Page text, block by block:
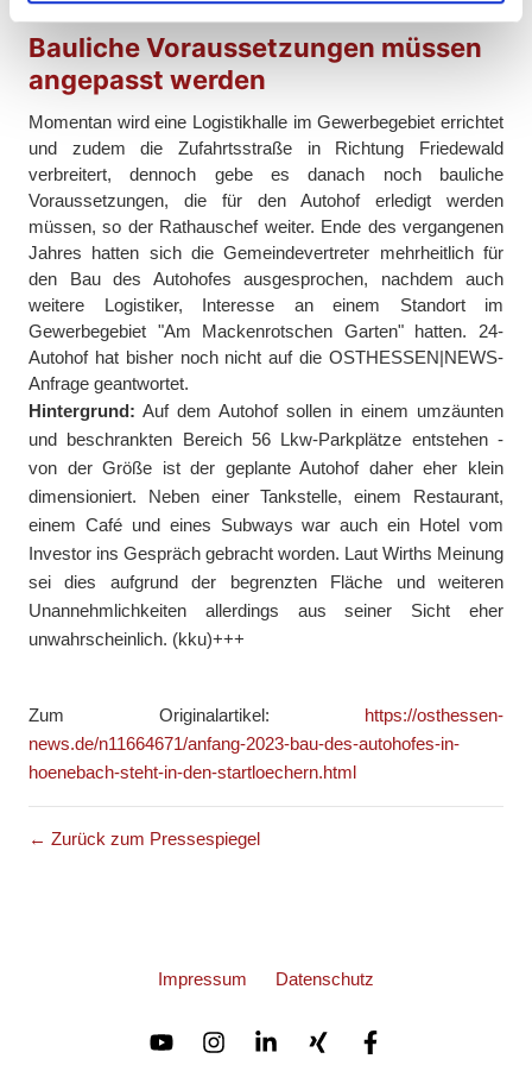
haben oder die sie im Rahmen Ihrer Nutzung der Dienste
gesammelt haben.
Bauliche Voraussetzungen müssen
angepasst werden
Momentan wird eine Logistikhalle im Gewerbegebiet errichtet
und zudem die Zufahrtsstraße in Richtung Friedewald
verbreitert, dennoch gebe es danach noch bauliche
Voraussetzungen, die für den Autohof erledigt werden
müssen, so der Rathauschef weiter. Ende des vergangenen
Jahres hatten sich die Gemeindevertreter mehrheitlich für
den Bau des Autohofes ausgesprochen, nachdem auch
weitere Logistiker, Interesse an einem Standort im
Gewerbegebiet "Am Mackenrotschen Garten" hatten. 24-
Autohof hat bisher noch nicht auf die OSTHESSEN|NEWS-
Anfrage geantwortet.
Hintergrund: Auf dem Autohof sollen in einem umzäunten
und beschrankten Bereich 56 Lkw-Parkplätze entstehen -
von der Größe ist der geplante Autohof daher eher klein
dimensioniert. Neben einer Tankstelle, einem Restaurant,
einem Café und eines Subways war auch ein Hotel vom
Investor ins Gespräch gebracht worden. Laut Wirths Meinung
sei dies aufgrund der begrenzten Fläche und weiteren
Unannehmlichkeiten allerdings aus seiner Sicht eher
unwahrscheinlich. (kku)+++
Zum Originalartikel: https://osthessen-
news.de/n11664671/anfang-2023-bau-des-autohofes-in-
hoenebach-steht-in-den-startloechern.html
← Zurück zum Pressespiegel
Impressum Datenschutz